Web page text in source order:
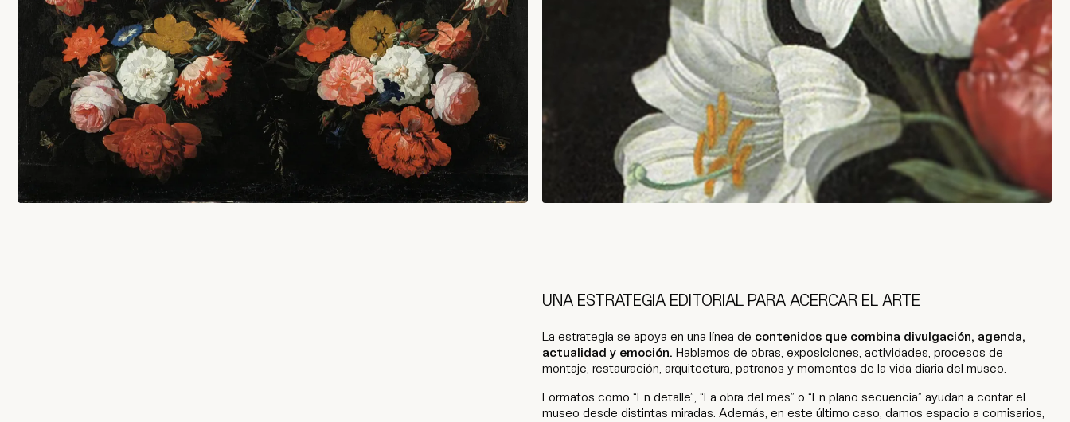
UNA ESTRATEGIA EDITORIAL PARA ACERCAR EL ARTE
La estrategia se apoya en una línea de contenidos que combina divulgación, agenda,
actualidad y emoción. Hablamos de obras, exposiciones, actividades, procesos de
montaje, restauración, arquitectura, patronos y momentos de la vida diaria del museo.
Formatos como “En detalle”, “La obra del mes” o “En plano secuencia” ayudan a contar el
museo desde distintas miradas. Además, en este último caso, damos espacio a comisarios,